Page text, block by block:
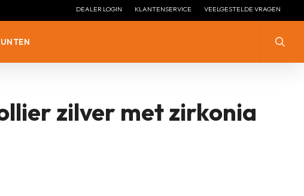
DEALER LOGIN KLANTENSERVICE VEELGESTELDE VRAGEN
ZILVER MET ZIRKONIA ZILVER
zilver met zirkonia